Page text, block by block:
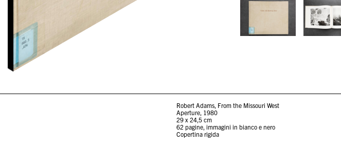
Robert Adams, From the Missouri West
Aperture, 1980
29 x 24,5 cm
62 pagine, immagini in bianco e nero
Copertina rigida